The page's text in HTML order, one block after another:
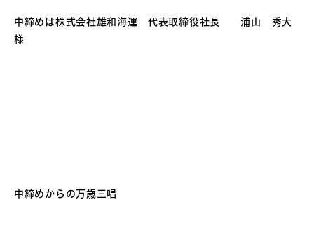
中締めは株式会社雄和海運 代表取締役社長 浦山 秀大
様
中締めからの万歳三唱